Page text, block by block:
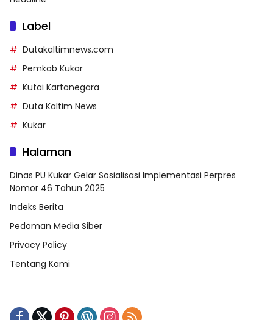
Label
Dutakaltimnews.com
Pemkab Kukar
Kutai Kartanegara
Duta Kaltim News
Kukar
Halaman
Dinas PU Kukar Gelar Sosialisasi Implementasi Perpres
Nomor 46 Tahun 2025
Indeks Berita
Pedoman Media Siber
Privacy Policy
Tentang Kami